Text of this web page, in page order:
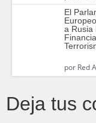
El
a Rusia
porRed
Deja tus